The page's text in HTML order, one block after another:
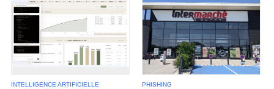
INTELLIGENCE ARTIFICIELLE PHISHING